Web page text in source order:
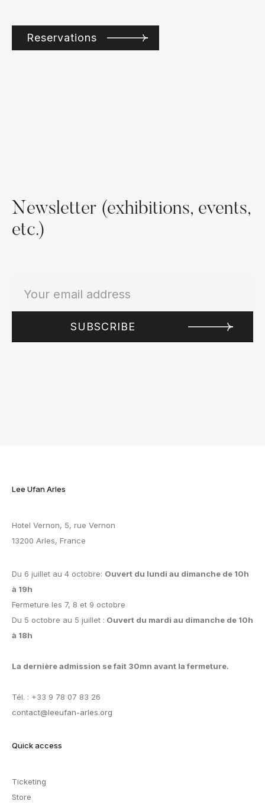
Reservations
Newsletter (exhibitions, events,
etc.)
Lee Ufan Arles
Hotel Vernon, 5, rue Vernon
13200 Arles, France
Du 6 juillet au 4 octobre: Ouvert du lundi au dimanche de 10h
à 19h
Fermeture les 7, 8 et 9 octobre
Du 5 octobre au 5 juillet : Ouvert du mardi au dimanche de 10h
à 18h
La dernière admission se fait 30mn avant la fermeture.
Tél. : +33 9 78 07 83 26
contact@leeufan-arles.org
Quick access
Ticketing
Store